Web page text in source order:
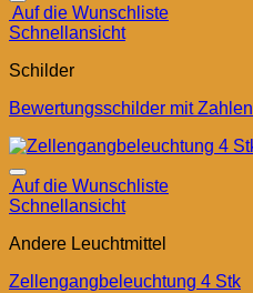
Auf die Wunschliste
Schnellansicht
Schilder
Bewertungsschilder mit Zahlen
Auf die Wunschliste
Schnellansicht
Andere Leuchtmittel
Zellengangbeleuchtung 4 Stk